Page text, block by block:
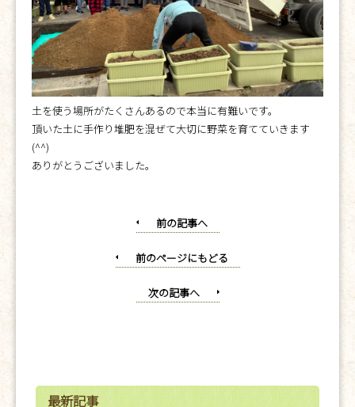
土を使う場所がたくさんあるので本当に有難いです。
頂いた土に手作り堆肥を混ぜて大切に野菜を育てていきます
(^^)
ありがとうございました。
前の記事へ
前のページにもどる
次の記事へ
最新記事